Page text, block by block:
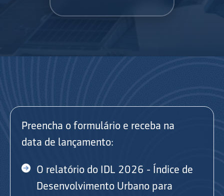
Preencha o formulário e receba na
data de lançamento:
O relatório do IDL 2026 - Índice de
Desenvolvimento Urbano para